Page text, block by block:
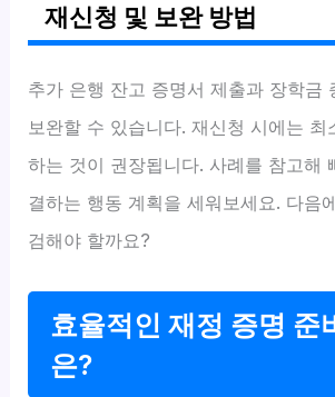
재신청 및 보완 방법
추가 은행 잔고 증명서 제출과 장학금
보완할 수 있습니다. 재신청 시에는 최
하는 것이 권장됩니다. 사례를 참고해
결하는 행동 계획을 세워보세요. 다음
검해야 할까요?
효율적인 재정 증명 준
은?